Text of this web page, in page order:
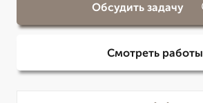
Обсудить задачу
Смотреть работы